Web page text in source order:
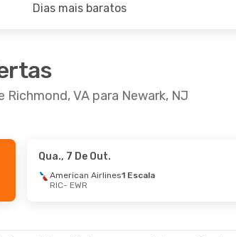
Dias mais baratos
VA para Newark, NJ
Qua., 7 De Out.
American Airlines1 Escala
RIC- EWR